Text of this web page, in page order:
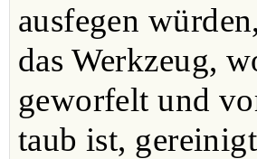
ausfegen
das Werkzeug,
geworfelt und
taub ist,